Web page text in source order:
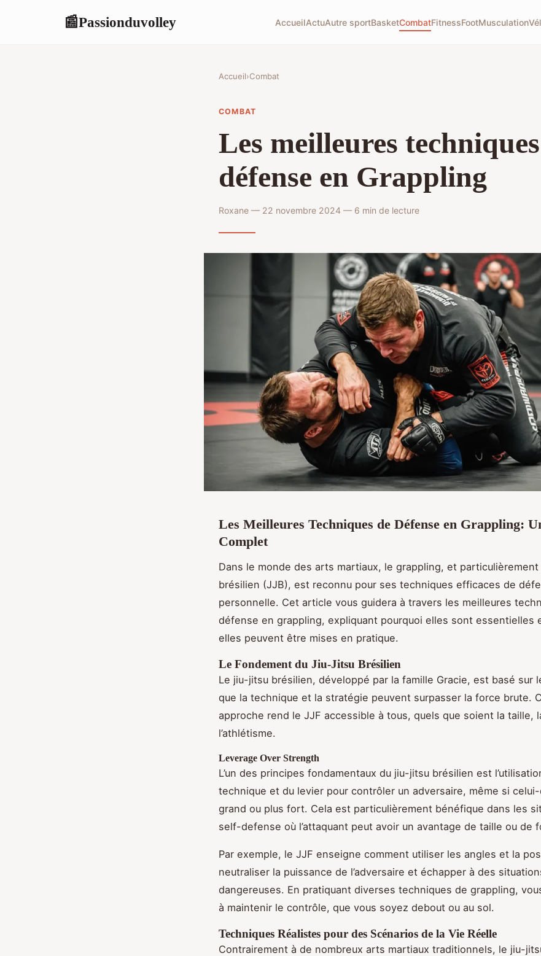
📰Passionduvolley AccueilActuAutre sportBasketCombatFitnessFootMusculation
Accueil›Combat
COMBAT
Les meilleures
défense en Grappling
Roxane — 22 novembre 2024 — 6 min de lecture
Les Meilleures Techniques de Défense en Grappling:
Complet
Dans le monde des arts martiaux, le grappling, et
brésilien (JJB), est reconnu pour ses techniques efficaces de
personnelle. Cet article vous guidera à travers les meilleures
défense en grappling, expliquant pourquoi elles sont essentielles
elles peuvent être mises en pratique.
Le Fondement du Jiu-Jitsu Brésilien
Le jiu-jitsu brésilien, développé par la famille Gracie, est basé sur
que la technique et la stratégie peuvent surpasser la force brute.
approche rend le JJF accessible à tous, quels que soient la taille,
l’athlétisme.
Leverage Over Strength
L’un des principes fondamentaux du jiu-jitsu brésilien est
technique et du levier pour contrôler un adversaire, même si
grand ou plus fort. Cela est particulièrement bénéfique dans les
self-defense où l’attaquant peut avoir un avantage de taille ou de
Par exemple, le JJF enseigne comment utiliser les angles et la
neutraliser la puissance de l’adversaire et échapper à des
dangereuses. En pratiquant diverses techniques de grappling,
à maintenir le contrôle, que vous soyez debout ou au sol.
Techniques Réalistes pour des Scénarios de la Vie Réelle
Contrairement à de nombreux arts martiaux traditionnels, le jiu-